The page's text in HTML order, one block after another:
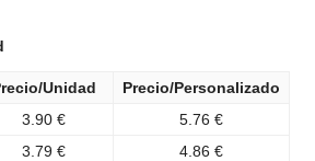
Unidad
Precio/Personalizado
3.90 €
5.76 €
3.79 €
4.86 €